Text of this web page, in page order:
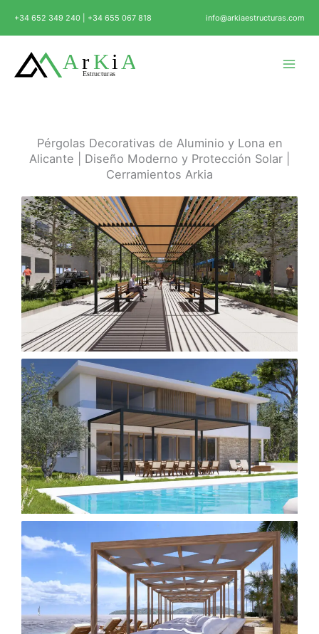
+34 652 349 240 | +34 655 067 818 info@arkiaestructuras.com
Pérgolas Decorativas de Aluminio y Lona en
Alicante | Diseño Moderno y Protección Solar |
Cerramientos Arkia